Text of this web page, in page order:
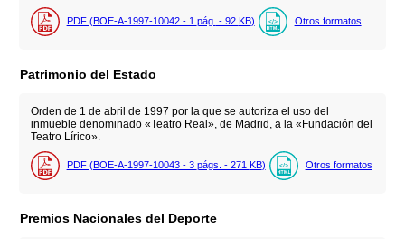
PDF (BOE-A-1997-10042 - 1 pág. - 92 KB) Otros formatos
Patrimonio del Estado
Orden de 1 de abril de 1997 por la que se autoriza el uso del
inmueble denominado «Teatro Real», de Madrid, a la «Fundación del
Teatro Lírico».
PDF (BOE-A-1997-10043 - 3 págs. - 271 KB) Otros formatos
Premios Nacionales del Deporte